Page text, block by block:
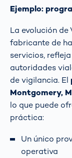
Ejemplo:
La evolución de
fabricante de
servicios,
autoridades
de vigilancia. El
Montgomery,
lo que puede
práctica:
Un único
operativa